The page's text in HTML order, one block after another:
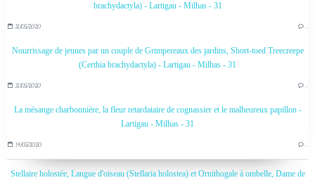
brachydactyla) - Lartigau - Milhas - 31
31/05/2020 …
Nourrissage de jeunes par un couple de Grimpereaux des jardins, Short-toed Treecreepe
(Certhia brachydactyla) - Lartigau - Milhas - 31
31/05/2020 …
La mésange charbonnière, la fleur retardataire de cognassier et le malheureux papillon -
Lartigau - Milhas - 31
14/05/2020 …
Stellaire holostée, Langue d'oiseau (Stellaria holostea) et Ornithogale à ombelle, Dame de